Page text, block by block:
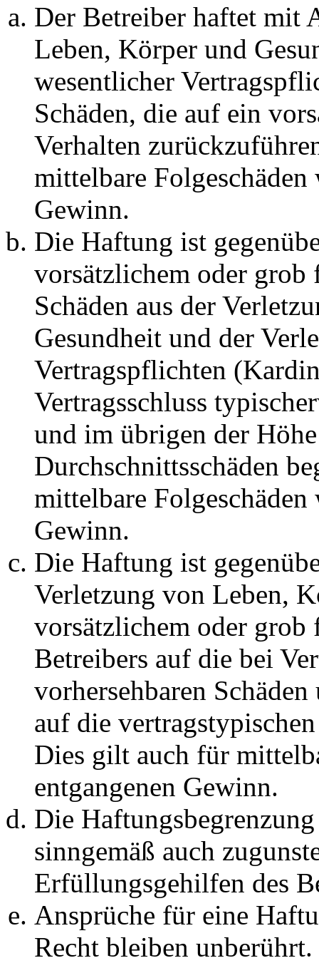
Der Betreiber haftet mit
Leben, Körper und
wesentlicher
Schäden, die auf ein
Verhalten
mittelbare Folgeschäden
Gewinn.
Die Haftung ist
vorsätzlichem oder grob
Schäden aus der
Gesundheit und der
Vertragspflichten
Vertragsschluss
und im übrigen der
Durchschnittsschäden
mittelbare Folgeschäden
Gewinn.
Die Haftung ist
Verletzung von Leben,
vorsätzlichem oder grob
Betreibers auf die bei
vorhersehbaren
auf die
Dies gilt auch für
entgangenen Gewinn.
Die
sinngemäß auch
Erfüllungsgehilfen des
Ansprüche für eine
Recht bleiben unberührt.